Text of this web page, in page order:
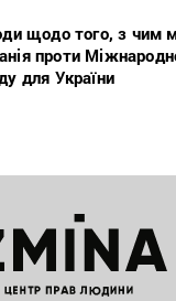
щодо того, з чим
проти
для України